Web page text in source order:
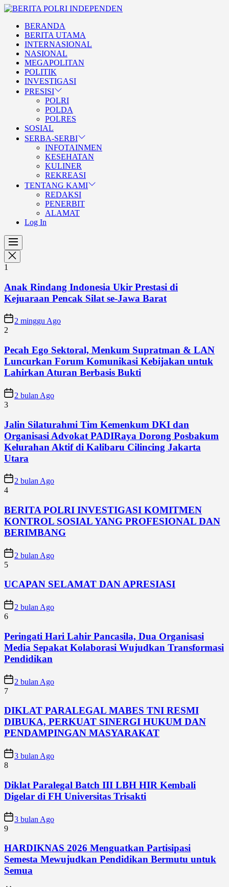
Skip
content
BERITA POLRI
INDEPENDEN
BERANDA
BERITA UTAMA
INTERNASIONAL
NASIONAL
MEGAPOLITAN
POLITIK
INVESTIGASI
PRESISI
POLRI
POLDA
POLRES
SOSIAL
SERBA-SERBI
INFOTAINMEN
KESEHATAN
KULINER
REKREASI
TENTANG KAMI
REDAKSI
PENERBIT
ALAMAT
Log In
1
Anak Rindang Indonesia Ukir Prestasi di
Kejuaraan Pencak Silat se-Jawa Barat
2 minggu Ago
2
Pecah Ego Sektoral, Menkum Supratman & LAN
Luncurkan Forum Komunikasi Kebijakan untuk
Lahirkan Aturan Berbasis Bukti
2 bulan Ago
3
Jalin Silaturahmi Tim Kemenkum DKI dan
Organisasi Advokat PADIRaya Dorong Posbakum
Kelurahan Aktif di Kalibaru Cilincing Jakarta
Utara
2 bulan Ago
4
BERITA POLRI INVESTIGASI KOMITMEN
KONTROL SOSIAL YANG PROFESIONAL DAN
BERIMBANG
2 bulan Ago
5
UCAPAN SELAMAT DAN APRESIASI
2 bulan Ago
6
Peringati Hari Lahir Pancasila, Dua Organisasi
Media Sepakat Kolaborasi Wujudkan Transformasi
Pendidikan
2 bulan Ago
7
DIKLAT PARALEGAL MABES TNI RESMI
DIBUKA, PERKUAT SINERGI HUKUM DAN
PENDAMPINGAN MASYARAKAT
3 bulan Ago
8
Diklat Paralegal Batch III LBH HIR Kembali
Digelar di FH Universitas Trisakti
3 bulan Ago
9
HARDIKNAS 2026 Menguatkan Partisipasi
Semesta Mewujudkan Pendidikan Bermutu untuk
Semua